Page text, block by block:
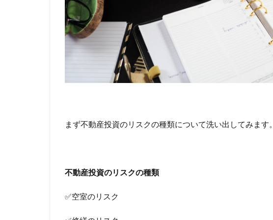
まず不動産投資のリスクの種類について洗い出してみます。
不動産投資のリスクの種類
✅空室のリスク